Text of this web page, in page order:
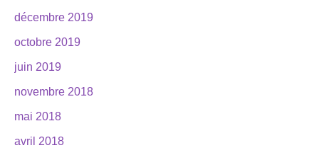
décembre 2019
octobre 2019
juin 2019
novembre 2018
mai 2018
avril 2018